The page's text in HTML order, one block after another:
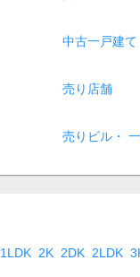
中古一戸建て
売り店舗
売りビル・
1LDK 2K 2DK 2LDK